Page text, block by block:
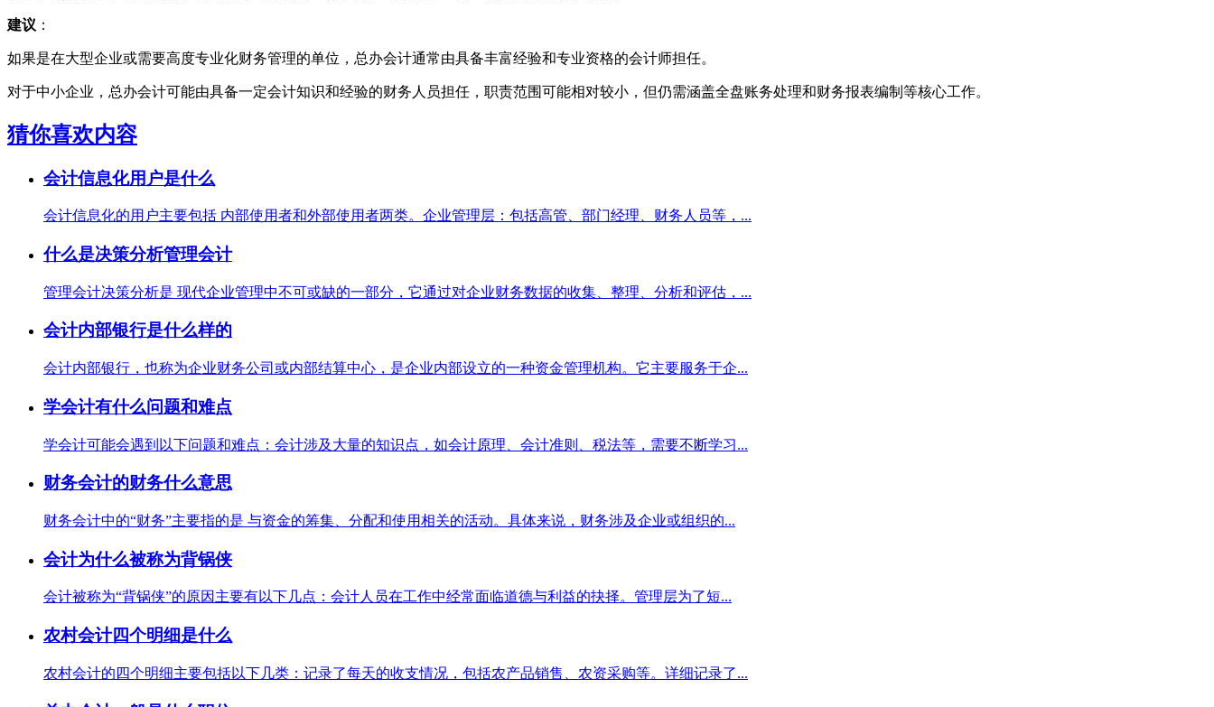
建议 ：
如果是在大型企业或需要高度专业化财务管理的单位，总办会计通常由具备丰富经验和专业资格的会计师担任。
对于中小企业，总办会计可能由具备一定会计知识和经验的财务人员担任，职责范围可能相对较小，但仍需涵盖全盘账务处理和财务报表编制等核心工作。
猜你喜欢内容
会计信息化用户是什么
会计信息化的用户主要包括 内部使用者和外部使用者两类。企业管理层：包括高管、部门经理、财务人员等，...
什么是决策分析管理会计
管理会计决策分析是 现代企业管理中不可或缺的一部分，它通过对企业财务数据的收集、整理、分析和评估，...
会计内部银行是什么样的
会计内部银行，也称为企业财务公司或内部结算中心，是企业内部设立的一种资金管理机构。它主要服务于企...
学会计有什么问题和难点
学会计可能会遇到以下问题和难点：会计涉及大量的知识点，如会计原理、会计准则、税法等，需要不断学习...
财务会计的财务什么意思
财务会计中的“财务”主要指的是 与资金的筹集、分配和使用相关的活动。具体来说，财务涉及企业或组织的...
会计为什么被称为背锅侠
会计被称为“背锅侠”的原因主要有以下几点：会计人员在工作中经常面临道德与利益的抉择。管理层为了短...
农村会计四个明细是什么
农村会计的四个明细主要包括以下几类：记录了每天的收支情况，包括农产品销售、农资采购等。详细记录了...